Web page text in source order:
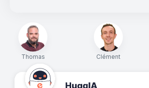
Thomas Clément